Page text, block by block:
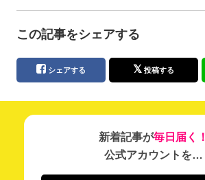
この記事をシェアする
シェアする 投稿する
新着記事が毎日届く！
公式アカウントを…